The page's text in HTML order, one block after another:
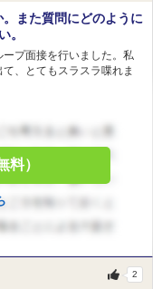
また質問にどのように
。
ープ面接を行いました。私
、とてもスラスラ喋れま
料）
2